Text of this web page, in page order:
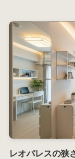
レオパレスの狭